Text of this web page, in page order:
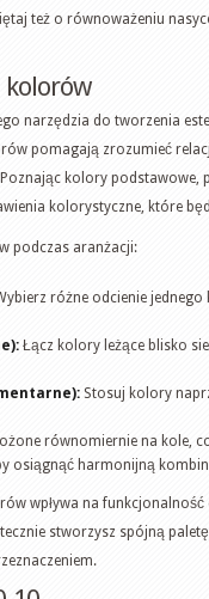
też o równoważeniu
kolorów
narzędzia do tworzenia
pomagają zrozumieć
kolory podstawowe,
kolorystyczne, które
podczas aranżacji:
różne odcienie
Łącz kolory leżące blisko
Stosuj kolory
równomiernie na kole,
osiągnąć harmonijną
wpływa na funkcjonalność
stworzysz spójną